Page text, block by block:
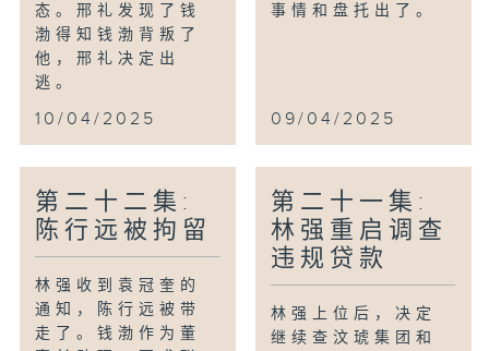
态。邢礼发现了钱
渤得知钱渤背叛了
他，邢礼决定出
逃。
10/04/2025
事情和盘托出了。
09/04/2025
第二十二集:
陈行远被拘留
林强收到袁冠奎的
通知，陈行远被带
走了。钱渤作为董
第二十一集:
林强重启调查
违规贷款
林强上位后，决定
继续查汶琥集团和